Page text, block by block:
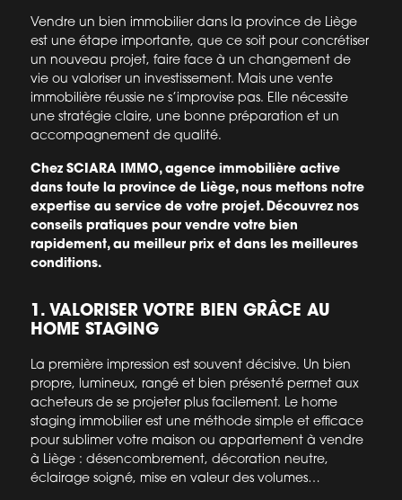
Vendre un bien immobilier dans la province de Liège
est une étape importante, que ce soit pour concrétiser
un nouveau projet, faire face à un changement de
vie ou valoriser un investissement. Mais une vente
immobilière réussie ne s’improvise pas. Elle nécessite
une stratégie claire, une bonne préparation et un
accompagnement de qualité.
Chez SCIARA IMMO, agence immobilière active
dans toute la province de Liège, nous mettons notre
expertise au service de votre projet. Découvrez nos
conseils pratiques pour vendre votre bien
rapidement, au meilleur prix et dans les meilleures
conditions.
1. VALORISER VOTRE BIEN GRÂCE AU
HOME STAGING
La première impression est souvent décisive. Un bien
propre, lumineux, rangé et bien présenté permet aux
acheteurs de se projeter plus facilement. Le home
staging immobilier est une méthode simple et efficace
pour sublimer votre maison ou appartement à vendre
à Liège : désencombrement, décoration neutre,
éclairage soigné, mise en valeur des volumes…